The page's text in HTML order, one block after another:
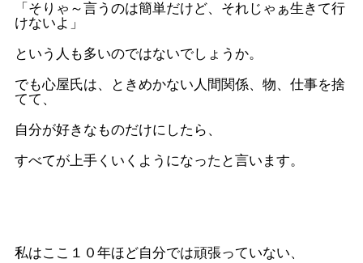
「そりゃ～言うのは簡単だけど、それじゃぁ生きて行
けないよ」
という人も多いのではないでしょうか。
でも心屋氏は、ときめかない人間関係、物、仕事を捨
てて、
自分が好きなものだけにしたら、
すべてが上手くいくようになったと言います。
私はここ１０年ほど自分では頑張っていない、